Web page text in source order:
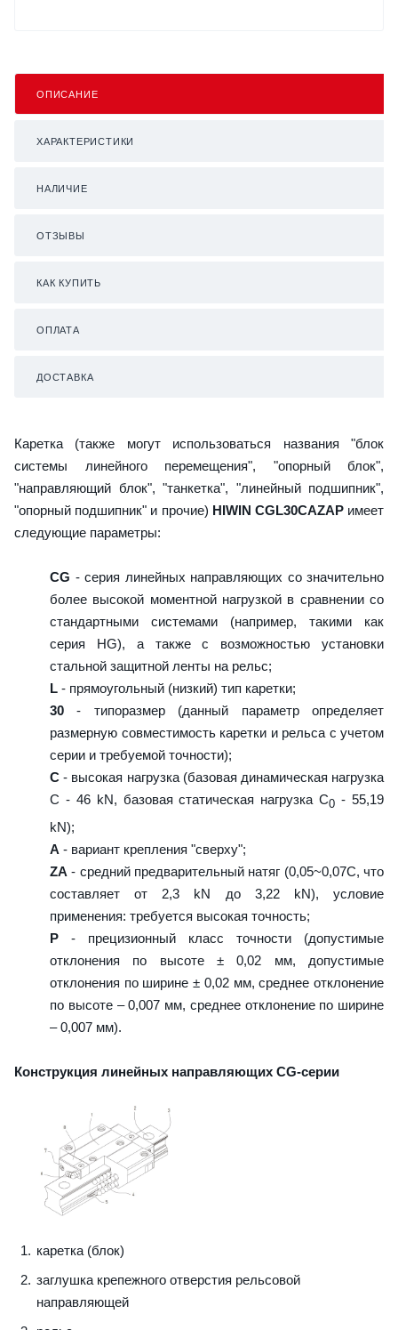
ОПИСАНИЕ
ХАРАКТЕРИСТИКИ
НАЛИЧИЕ
ОТЗЫВЫ
КАК КУПИТЬ
ОПЛАТА
ДОСТАВКА
Каретка (также могут использоваться названия "блок
системы линейного перемещения", "опорный блок",
"направляющий блок", "танкетка", "линейный подшипник",
"опорный подшипник" и прочие) HIWIN CGL30CAZAPимеет
следующие параметры:
CG - серия линейных направляющих со значительно
более высокой моментной нагрузкой в сравнении со
стандартными системами (например, такими как
серия HG), а также с возможностью установки
стальной защитной ленты на рельс;
L - прямоугольный (низкий) тип каретки;
30 - типоразмер (данный параметр определяет
размерную совместимость каретки и рельса с учетом
серии и требуемой точности);
C - высокая нагрузка (базовая динамическая нагрузка
C - 46 kN, базовая статическая нагрузка С0 - 55,19
kN);
A - вариант крепления "сверху";
ZA - средний предварительный натяг (0,05~0,07C, что
составляет от 2,3 kN до 3,22 kN), условие
применения: требуется высокая точность;
P - прецизионный класс точности (допустимые
отклонения по высоте ± 0,02 мм, допустимые
отклонения по ширине ± 0,02 мм, среднее отклонение
по высоте – 0,007 мм, среднее отклонение по ширине
– 0,007 мм).
Конструкция линейных направляющих CG-серии
каретка (блок)
заглушка крепежного отверстия рельсовой
направляющей